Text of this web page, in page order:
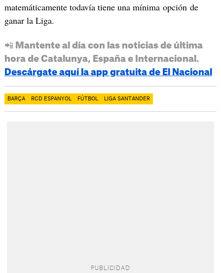
matemáticamente todavía tiene una mínima opción de
ganar la Liga.
📲 Mantente al día con las noticias de última
hora de Catalunya, España e Internacional.
Descárgate aquí la app gratuita de El Nacional
BARÇA RCD ESPANYOL FÚTBOL LIGA SANTANDER